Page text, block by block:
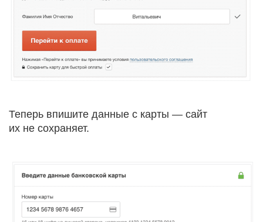
Теперь впишите данные с карты — сайт
их не сохраняет.